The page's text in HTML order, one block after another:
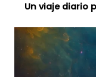
Un viaje diario